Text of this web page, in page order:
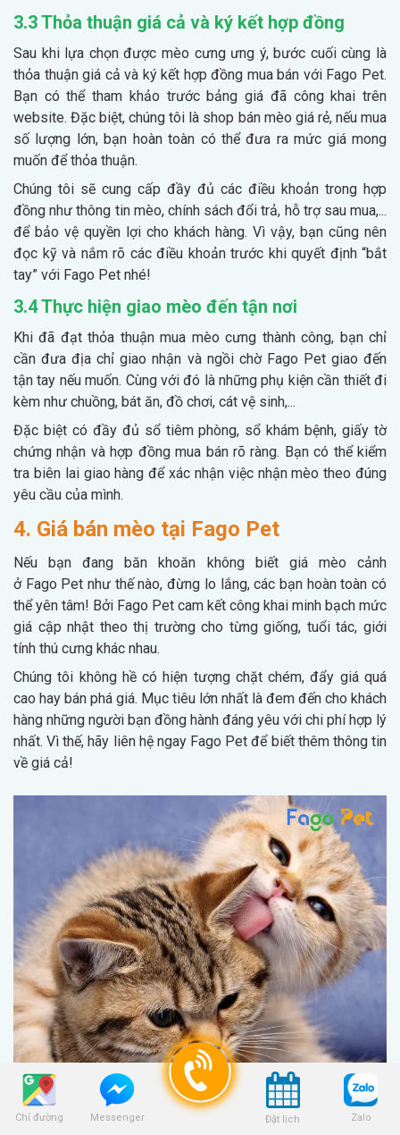
Chỉ đường Messenger Đặt lịch Zalo
3.3 Thỏa thuận giá cả và ký kết hợp đồng
Sau khi lựa chọn được mèo cưng ưng ý, bước cuối cùng là
thỏa thuận giá cả và ký kết hợp đồng mua bán với Fago Pet.
Bạn có thể tham khảo trước bảng giá đã công khai trên
website. Đặc biệt, chúng tôi là shop bán mèo giá rẻ, nếu mua
số lượng lớn, bạn hoàn toàn có thể đưa ra mức giá mong
muốn để thỏa thuận.
Chúng tôi sẽ cung cấp đầy đủ các điều khoản trong hợp
đồng như thông tin mèo, chính sách đổi trả, hỗ trợ sau mua,...
để bảo vệ quyền lợi cho khách hàng. Vì vậy, bạn cũng nên
đọc kỹ và nắm rõ các điều khoản trước khi quyết định “bắt
tay” với Fago Pet nhé!
3.4 Thực hiện giao mèo đến tận nơi
Khi đã đạt thỏa thuận mua mèo cưng thành công, bạn chỉ
cần đưa địa chỉ giao nhận và ngồi chờ Fago Pet giao đến
tận tay nếu muốn. Cùng với đó là những phụ kiện cần thiết đi
kèm như chuồng, bát ăn, đồ chơi, cát vệ sinh,...
Đặc biệt có đầy đủ sổ tiêm phòng, sổ khám bệnh, giấy tờ
chứng nhận và hợp đồng mua bán rõ ràng. Bạn có thể kiểm
tra biên lai giao hàng để xác nhận việc nhận mèo theo đúng
yêu cầu của mình.
4. Giá bán mèo tại Fago Pet
Nếu bạn đang băn khoăn không biết giá mèo cảnh
ở Fago Pet như thế nào, đừng lo lắng, các bạn hoàn toàn có
thể yên tâm! Bởi Fago Pet cam kết công khai minh bạch mức
giá cập nhật theo thị trường cho từng giống, tuổi tác, giới
tính thú cưng khác nhau.
Chúng tôi không hề có hiện tượng chặt chém, đẩy giá quá
cao hay bán phá giá. Mục tiêu lớn nhất là đem đến cho khách
hàng những người bạn đồng hành đáng yêu với chi phí hợp lý
nhất. Vì thế, hãy liên hệ ngay Fago Pet để biết thêm thông tin
về giá cả!